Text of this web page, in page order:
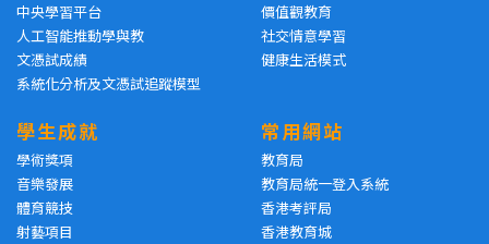
中央學習平台
人工智能推動學與教
文憑試成績
系統化分析及文憑試追蹤模型
價值觀教育
社交情意學習
健康生活模式
學生成就
學術獎項
音樂發展
體育競技
射藝項目
常用網站
教育局
教育局統一登入系統
香港考評局
香港教育城